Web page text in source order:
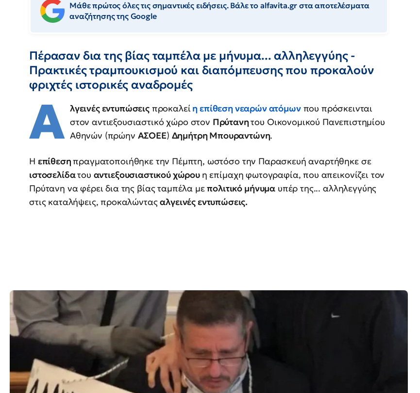
Μάθε πρώτος όλες τις σημαντικές ειδήσεις. Βάλε το alfavita.gr στα αποτελέσματα
αναζήτησης της Google
Πέρασαν δια της βίας ταμπέλα με μήνυμα... αλληλεγγύης -
Πρακτικές τραμπουκισμού και διαπόμπευσης που προκαλούν
φριχτές ιστορικές αναδρομές
Α λγεινές εντυπώσειςπροκαλεί η επίθεση νεαρών ατόμωνπου πρόσκεινται
στον αντιεξουσιαστικό χώρο στον Πρύτανητου Οικονομικού Πανεπιστημίου
Αθηνών (πρώην ΑΣΟΕΕ) Δημήτρη Μπουραντώνη.
Η επίθεσηπραγματοποιήθηκε την Πέμπτη, ωστόσο την Παρασκευή αναρτήθηκε σε
ιστοσελίδατου αντιεξουσιαστικού χώρου η επίμαχη φωτογραφία, που απεικονίζει τον
Πρύτανη να φέρει δια της βίας ταμπέλα μεπολιτικό μήνυμα υπέρ της... αλληλεγγύης
στις καταλήψεις, προκαλώνταςαλγεινές εντυπώσεις.